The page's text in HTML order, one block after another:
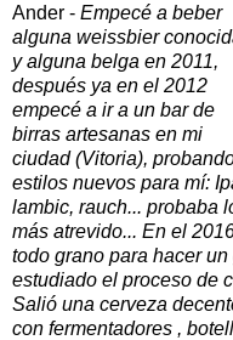
Ander - Empecé a beber
alguna weissbier
y alguna belga en 2011,
después ya en el 2012
empecé a ir a un bar de
birras artesanas en mi
ciudad (Vitoria),
estilos nuevos para mí:
lambic, rauch... probaba
más atrevido... En el
todo grano para hacer
estudiado el proceso de
Salió una cerveza
con fermentadores ,